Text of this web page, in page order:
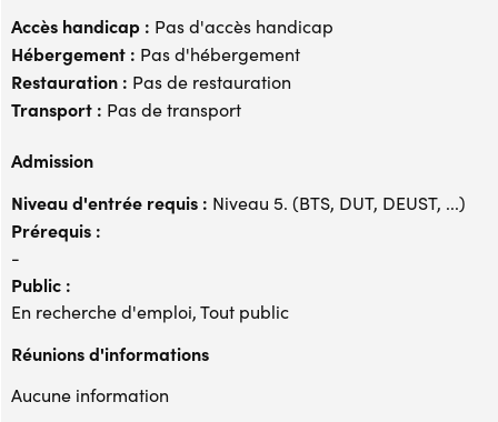
Accès handicap : Pas d'accès handicap
Hébergement : Pas d'hébergement
Restauration : Pas de restauration
Transport : Pas de transport
Admission
Niveau d'entrée requis : Niveau 5. (BTS, DUT, DEUST, ...)
Prérequis :
-
Public :
En recherche d'emploi, Tout public
Réunions d'informations
Aucune information